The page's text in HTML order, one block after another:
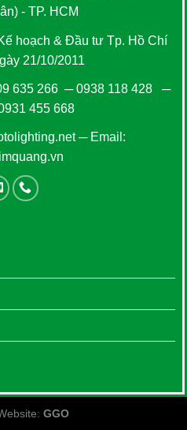
- TP. HCM
hoạch & Đầu tư Tp. Hồ Chí
21/10/2011
635 266─0938 118 428─
455 668
─ Email:
: GGO